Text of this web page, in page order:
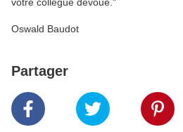
Oswald Baudot
Partager